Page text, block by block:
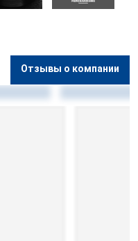
Отзывы о компании